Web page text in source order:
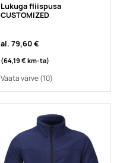
Lukuga fliispusa
CUSTOMIZED
al. 79,60 €
(64,19 € km-ta)
Vaata värve(10)